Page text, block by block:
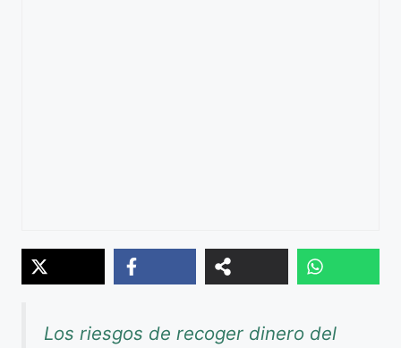
Los riesgos de recoger dinero del